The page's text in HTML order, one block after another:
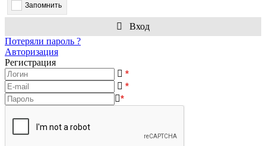
Запомнить
Вход
Потеряли пароль ?
Авторизация
Регистрация
*
*
*